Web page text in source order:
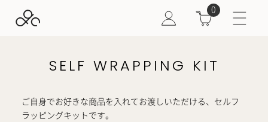
0
SELF WRAPPING KIT
ご自身でお好きな商品を入れてお渡しいただける、セルフ
ラッピングキットです。